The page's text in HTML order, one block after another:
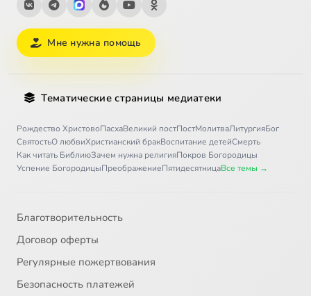
Мне нужна помощь
Тематические страницы медиатеки
Рождество ХристовоПасхаВеликий постПостМолитваЛитургияБог
СвятостьО любвиХристианский бракВоспитание детейСмерть
Как читать БиблиюЗачем нужна религияПокров Богородицы
Успение БогородицыПреображениеПятидесятницаВсе темы →
Благотворительность
Договор оферты
Регулярные пожертвования
Безопасность платежей